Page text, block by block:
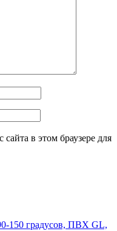
в этом браузере для
150 градусов, ПВХ GL,